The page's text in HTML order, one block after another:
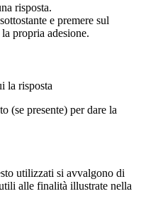
risposta.
e premere sul
propria adesione.
la risposta
(se presente) per dare la
utilizzati si avvalgono di
alle finalità illustrate nella